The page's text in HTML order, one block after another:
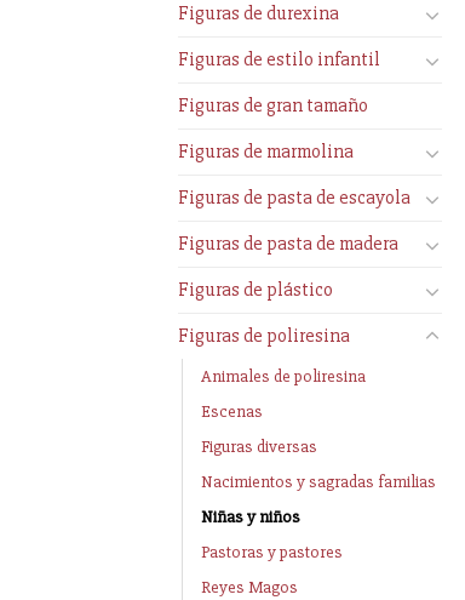
Figuras de durexina
Figuras de estilo infantil
Figuras de gran tamaño
Figuras de marmolina
Figuras de pasta de escayola
Figuras de pasta de madera
Figuras de plástico
Figuras de poliresina
Animales de poliresina
Escenas
Figuras diversas
Nacimientos y sagradas familias
Niñas y niños
Pastoras y pastores
Reyes Magos